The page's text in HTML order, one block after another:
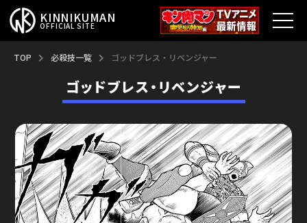
KINNIKUMAN
OFFICIAL SITE
TOP
キン肉マンとは？
最新情報
アニメ
コミックス
TOP 必殺技一覧 ゴッドブレス・リベンジャー
ゴッドブレス・リベンジャー